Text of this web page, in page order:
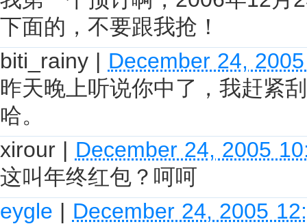
下面的，不要跟我抢！
biti_rainy | December 24,
昨天晚上听说你中了，我赶紧
哈。
xirour | December 24, 2005
这叫年终红包？呵呵
eygle | December 24, 2005